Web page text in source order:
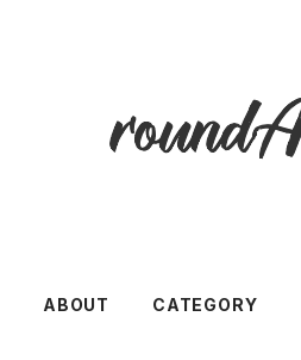
ABOUT CATEGORY